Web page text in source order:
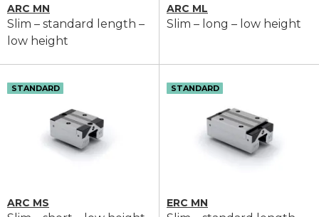
ARC MN
Slim – standard length –
low height
ARC ML
Slim – long – low height
STANDARD
ARC MS
STANDARD
ERC MN